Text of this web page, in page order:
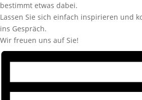
bestimmt etwas dabei.
Lassen Sie sich einfach inspirieren und
ins Gespräch.
Wir freuen uns auf Sie!